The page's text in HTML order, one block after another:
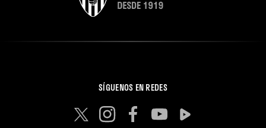
SÍGUENOS EN REDES